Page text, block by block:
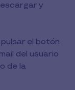
y
el botón
del usuario
de la